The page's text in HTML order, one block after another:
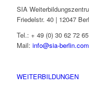
SIA
Friedelstr. 40 | 12047
Tel.: + 49 (0) 30 62 72
Mail: info@sia-berlin.com
WEITERBILDUNGEN